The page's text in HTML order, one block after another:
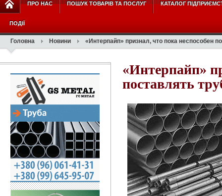
ПРО НАС ПОШУК ТОВАРІВ ТА ПОСЛУГ КАТАЛОГ
ПОДІЇ
Головна Новини «Интерпайп» признал, что пока неспособен
«Интерпайп»
поставлять